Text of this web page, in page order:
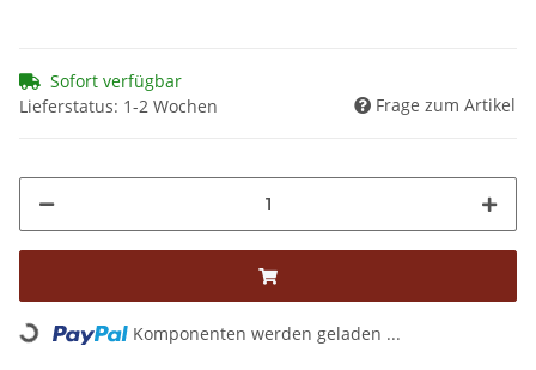
Sofort verfügbar
Lieferstatus: 1-2 Wochen
Frage zum Artikel
Loading... Komponenten werden geladen ...